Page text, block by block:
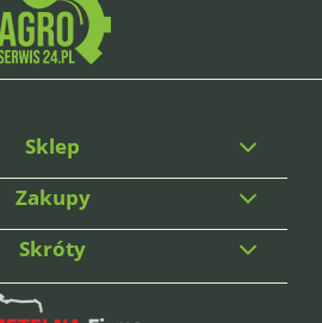
Sklep
Zakupy
Skróty